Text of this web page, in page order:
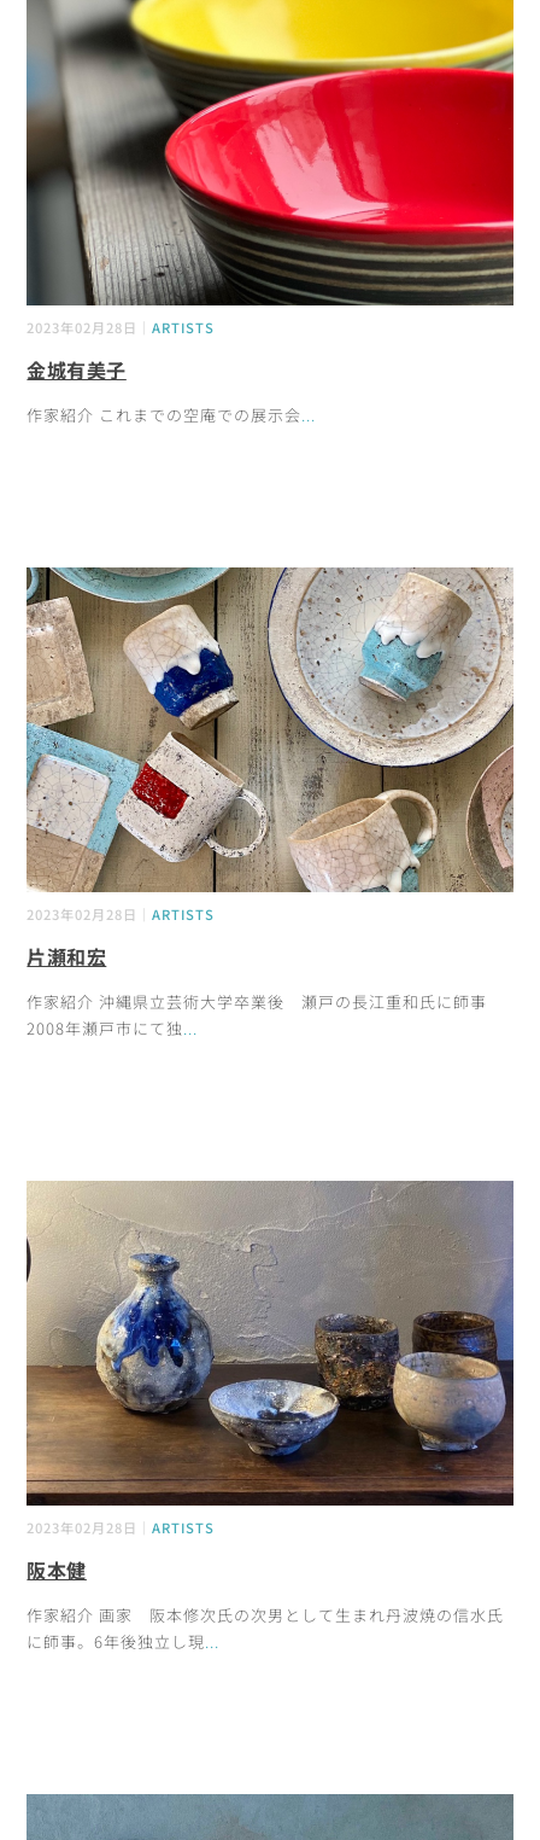
2023年02月28日｜ARTISTS
金城有美子
作家紹介 これまでの空庵での展示会...
2023年02月28日｜ARTISTS
片瀬和宏
作家紹介 沖縄県立芸術大学卒業後 瀬戸の長江重和氏に師事
2008年瀬戸市にて独...
2023年02月28日｜ARTISTS
阪本健
作家紹介 画家 阪本修次氏の次男として生まれ丹波焼の信水氏
に師事。6年後独立し現...